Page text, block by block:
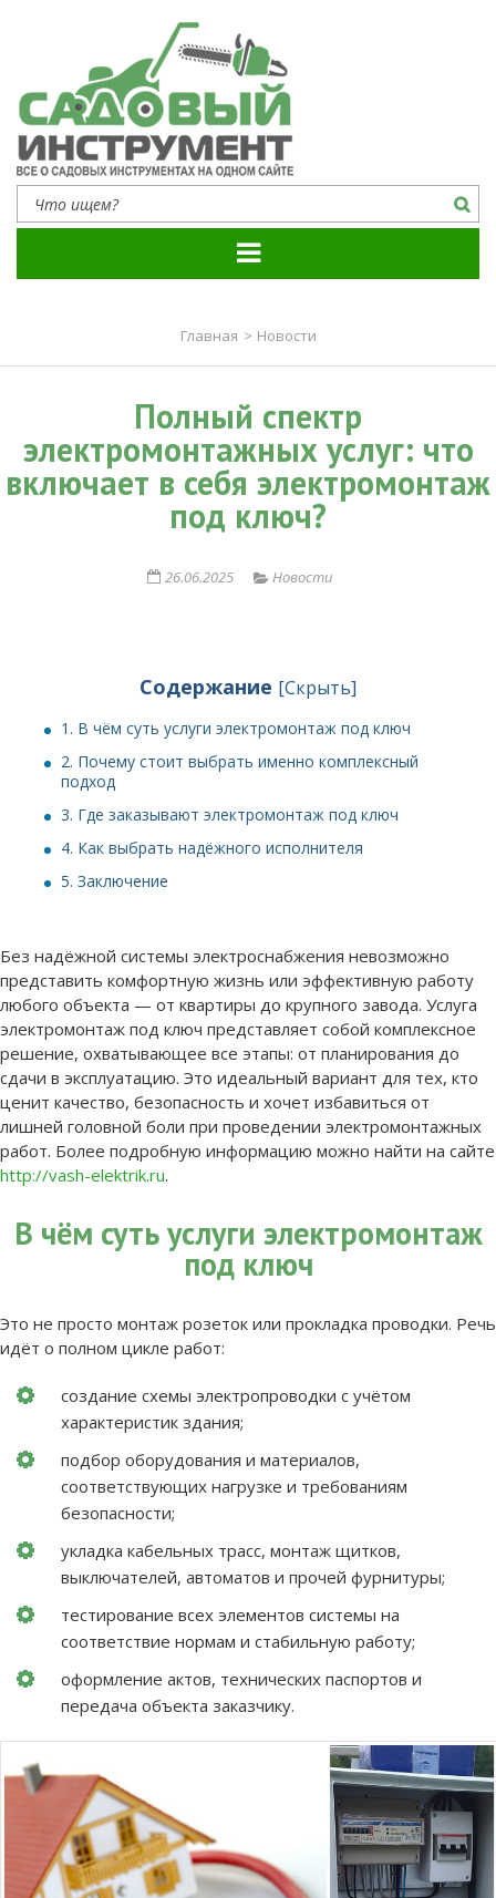
Садовый инструмент
Все о садовых инструментах на одном сайте
Главная > Новости
Полный спектр
электромонтажных услуг: что
включает в себя электромонтаж
под ключ?
26.06.2025 Новости
Содержание [Скрыть]
1. В чём суть услуги электромонтаж под ключ
2. Почему стоит выбрать именно комплексный
подход
3. Где заказывают электромонтаж под ключ
4. Как выбрать надёжного исполнителя
5. Заключение
Без надёжной системы электроснабжения невозможно
представить комфортную жизнь или эффективную работу
любого объекта — от квартиры до крупного завода. Услуга
электромонтаж под ключ представляет собой комплексное
решение, охватывающее все этапы: от планирования до
сдачи в эксплуатацию. Это идеальный вариант для тех, кто
ценит качество, безопасность и хочет избавиться от
лишней головной боли при проведении электромонтажных
работ. Более подробную информацию можно найти на сайте
http://vash-elektrik.ru.
В чём суть услуги электромонтаж
под ключ
Это не просто монтаж розеток или прокладка проводки. Речь
идёт о полном цикле работ:
создание схемы электропроводки с учётом
характеристик здания;
подбор оборудования и материалов,
соответствующих нагрузке и требованиям
безопасности;
укладка кабельных трасс, монтаж щитков,
выключателей, автоматов и прочей фурнитуры;
тестирование всех элементов системы на
соответствие нормам и стабильную работу;
оформление актов, технических паспортов и
передача объекта заказчику.